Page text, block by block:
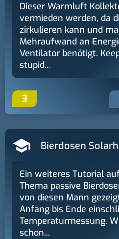
Dieser Warmluft
vermieden werden, da
zirkulieren kann und
Mehraufwand an
Ventilator benötigt.
stupid...
3
Bierdosen
Ein weiteres Tutorial
Thema passive
von diesen Mann
Anfang bis Ende
Temperaturmessung.
schon...